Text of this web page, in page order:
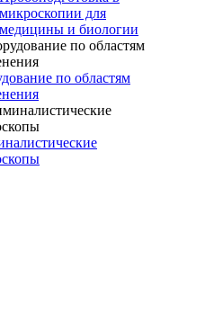
микроскопии для
медицины и биологии
по областям